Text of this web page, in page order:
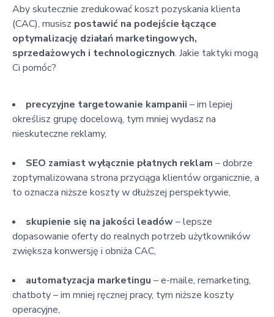
Aby skutecznie zredukować koszt pozyskania klienta
(CAC), musisz postawić na podejście łączące
optymalizację działań marketingowych,
sprzedażowych i technologicznych. Jakie taktyki mogą
Ci pomóc?
precyzyjne targetowanie kampanii – im lepiej
określisz grupę docelową, tym mniej wydasz na
nieskuteczne reklamy,
SEO zamiast wyłącznie płatnych reklam – dobrze
zoptymalizowana strona przyciąga klientów organicznie, a
to oznacza niższe koszty w dłuższej perspektywie,
skupienie się na jakości leadów– lepsze
dopasowanie oferty do realnych potrzeb użytkowników
zwiększa konwersję i obniża CAC,
automatyzacja marketingu – e-maile, remarketing,
chatboty – im mniej ręcznej pracy, tym niższe koszty
operacyjne,